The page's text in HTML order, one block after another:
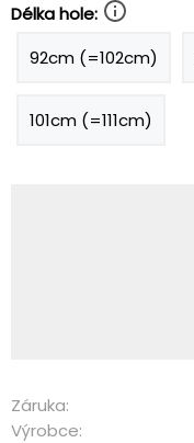
Délka hole:
92cm (=102cm)
101cm (=111cm)
Záruka:
Výrobce: